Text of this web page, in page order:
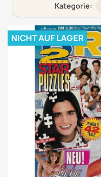
Kategorie:
NICHT AUF LAGER